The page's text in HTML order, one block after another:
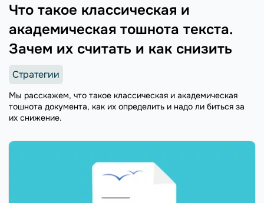
Что такое классическая и
академическая тошнота текста.
Зачем их считать и как снизить
Стратегии
Мы расскажем, что такое классическая и академическая
тошнота документа, как их определить и надо ли биться за
их снижение.